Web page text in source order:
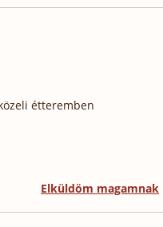
étteremben
Elküldöm magamnak